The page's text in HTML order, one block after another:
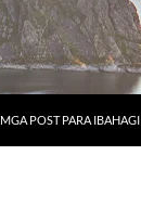
MGA POST PARA IBAHAGI